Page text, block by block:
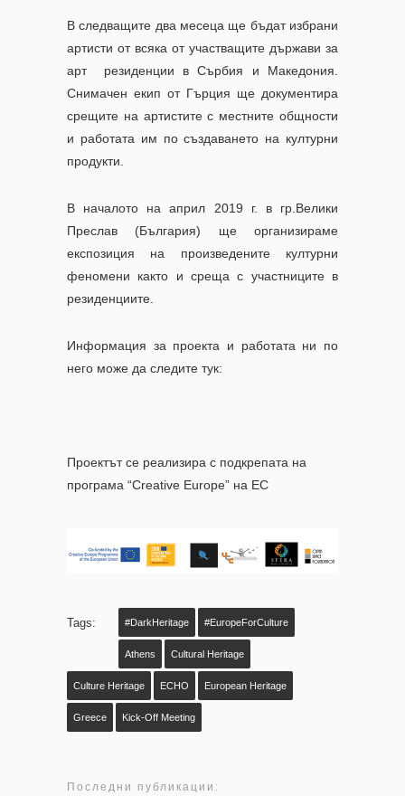
В следващите два месеца ще бъдат избрани
артисти от всяка от участващите държави за
арт резиденции в Сърбия и Македония.
Снимачен екип от Гърция ще документира
срещите на артистите с местните общности
и работата им по създаването на културни
продукти.
В началото на април 2019 г. в гр.Велики
Преслав (България) ще организираме
експозиция на произведените културни
феномени както и среща с участниците в
резиденциите.
Информация за проекта и работата ни по
него може да следите тук:
Проектът се реализира с подкрепата на
програма “Creative Europe” на ЕС
Tags: #DarkHeritage #EuropeForCulture
Athens Cultural Heritage
Culture Heritage ECHO European Heritage
Greece Kick-Off Meeting
Последни публикации: